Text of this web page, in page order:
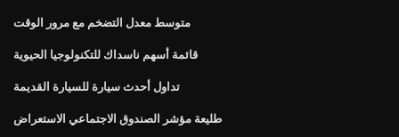
متوسط ​​معدل التضخم مع مرور الوقت
قائمة أسهم ناسداك للتكنولوجيا الحيوية
تداول أحدث سيارة للسيارة القديمة
طليعة مؤشر الصندوق الاجتماعي الاستعراض